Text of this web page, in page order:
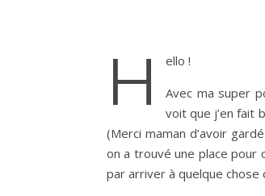
H
ello !
Avec ma super
voit que j’en fait
(Merci maman d’avoir
on a trouvé une place pour
par arriver à quelque